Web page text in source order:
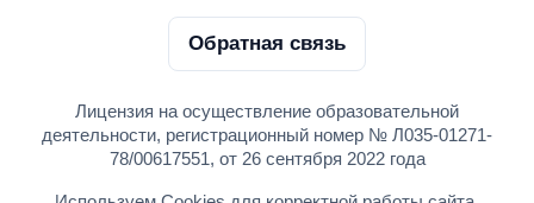
Обратная связь
Лицензия на осуществление образовательной
деятельности, регистрационный номер № Л035-01271-
78/00617551, от 26 сентября 2022 года